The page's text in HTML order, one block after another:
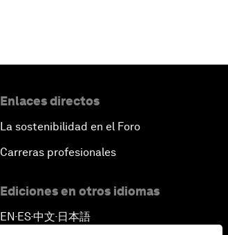
Enlaces directos
La sostenibilidad en el Foro
Carreras profesionales
Ediciones en otros idiomas
EN ▪ ES▪中文▪ 日本語